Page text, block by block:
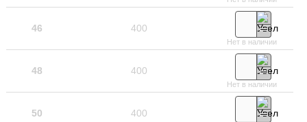
46 400
Нет в наличии
48 400
Нет в наличии
50 400